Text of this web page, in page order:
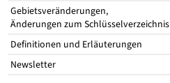
Gebietsveränderungen,
Änderungen zum Schlüsselverzeichnis
Definitionen und Erläuterungen
Newsletter